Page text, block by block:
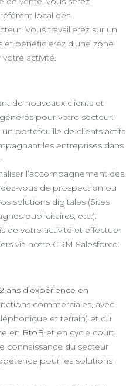
local des
Vous travaillerez sur un
bénéficierez d’une zone
activité.
de nouveaux clients et
pour votre secteur.
portefeuille de clients actifs
les entreprises dans
l’accompagnement des
vous de prospection ou
solutions digitales (Sites
publicitaires, etc.).
de votre activité et effectuer
via notre CRM Salesforce.
2 ans d’expérience en
commerciales, avec
et terrain) et du
en BtoB et en cycle court.
connaissance du secteur
pour les solutions